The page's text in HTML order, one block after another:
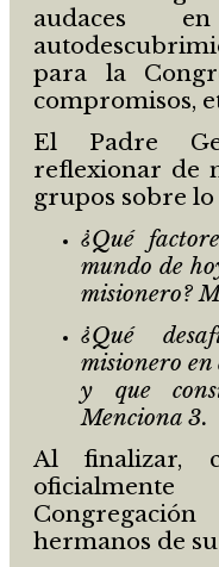
audaces
para la
compromisos,
El Padre
reflexionar de
grupos sobre
¿Qué
mundo de
misionero?
¿Qué
misionero en
y que
Menciona 3.
Al finalizar,
hermanos de